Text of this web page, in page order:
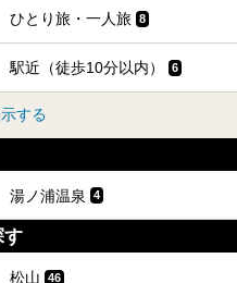
ひとり旅・一人旅 8
駅近（徒歩10分以内） 6
する
湯ノ浦温泉 4
す
松山 46